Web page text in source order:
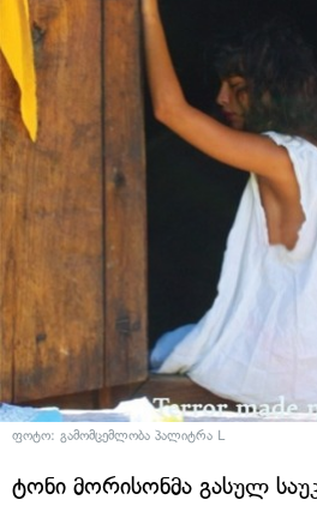
ფოტო: გამომცემლობა პალიტრა L
ტონი მორისონმა გასულ